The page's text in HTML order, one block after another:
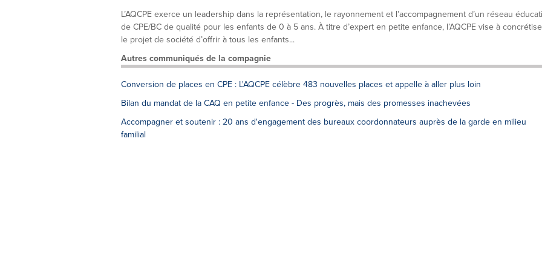
L’AQCPE exerce un leadership dans la représentation, le rayonnement et l’accompagnement d’un réseau
de CPE/BC de qualité pour les enfants de 0 à 5 ans. À titre d’expert en petite enfance, l’AQCPE vise à
le projet de société d’offrir à tous les enfants...
Autres communiqués de la compagnie
Conversion de places en CPE : L'AQCPE célèbre 483 nouvelles places et appelle à aller plus loin
Bilan du mandat de la CAQ en petite enfance - Des progrès, mais des promesses inachevées
Accompagner et soutenir : 20 ans d'engagement des bureaux coordonnateurs auprès de la garde en milieu
familial